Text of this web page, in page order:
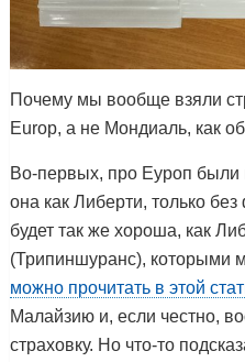
Почему мы вообще взяли
Europ, а не Мондиаль, как
Во-первых, про Еуроп были
она как Либерти, только
будет так же хороша, как
(Трипиншуранс), которыми
можно прочитать в этой
Малайзию и, если честно,
страховку. Но что-то